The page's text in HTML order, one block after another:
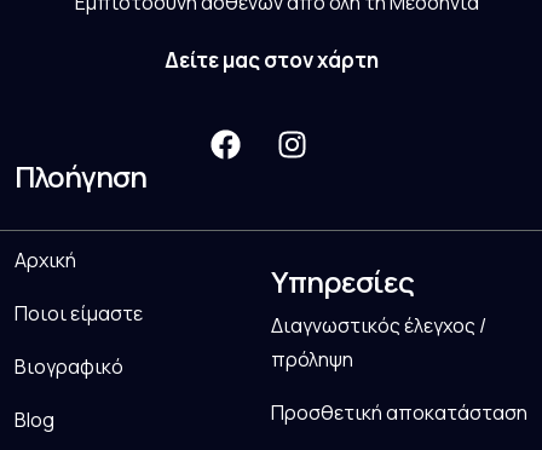
Δείτε μας στον χάρτη
Πλοήγηση
Αρχική
Ποιοι είμαστε
Βιογραφικό
Blog
Υπηρεσίες
Διαγνωστικός έλεγχος /
πρόληψη
Προσθετική αποκατάσταση